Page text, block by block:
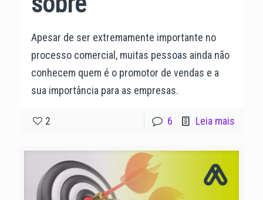
Apesar de ser extremamente importante no
processo comercial, muitas pessoas ainda não
conhecem quem é o promotor de vendas e a
sua importância para as empresas.
2 6 Leia mais